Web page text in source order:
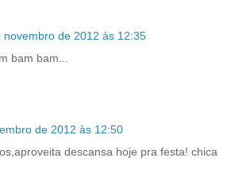
novembro de 2012 às 12:35
bam bam...
de 2012 às 12:50
descansa hoje pra festa! chica